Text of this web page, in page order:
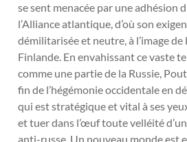
se sent menacée par une adhésion
l’Alliance atlantique, d’où son
démilitarisée et neutre, à l’image de
Finlande. En envahissant ce vaste
comme une partie de la Russie,
fin de l’hégémonie occidentale en
qui est stratégique et vital à ses
et tuer dans l’œuf toute velléité
anti-russe. Un nouveau monde est